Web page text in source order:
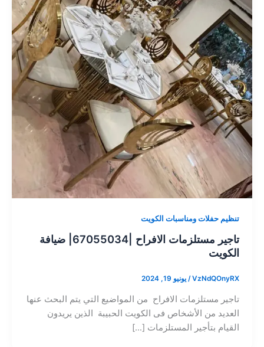
تنظيم حفلات ومناسبات الكويت
تاجير مستلزمات الافراح |67055034| ضيافة
الكويت
VzNdQOnyRX
/ يونيو 19, 2024
تاجير مستلزمات الافراح من المواضيع التي يتم البحث عنها
العديد من الأشخاص فى الكويت الحبيبة الذين يريدون
القيام بتأجير المستلزمات […]